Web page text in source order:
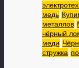
медь
металлов
чёрный
меди
стружка